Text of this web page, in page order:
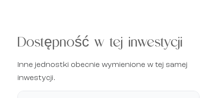
Dostępność w tej inwestycji
Inne jednostki obecnie wymienione w tej samej
inwestycji.